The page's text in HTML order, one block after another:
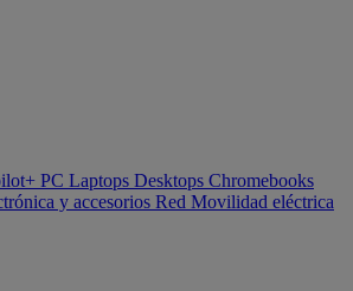
PC Laptops Desktops Chromebooks
y accesorios Red Movilidad eléctrica